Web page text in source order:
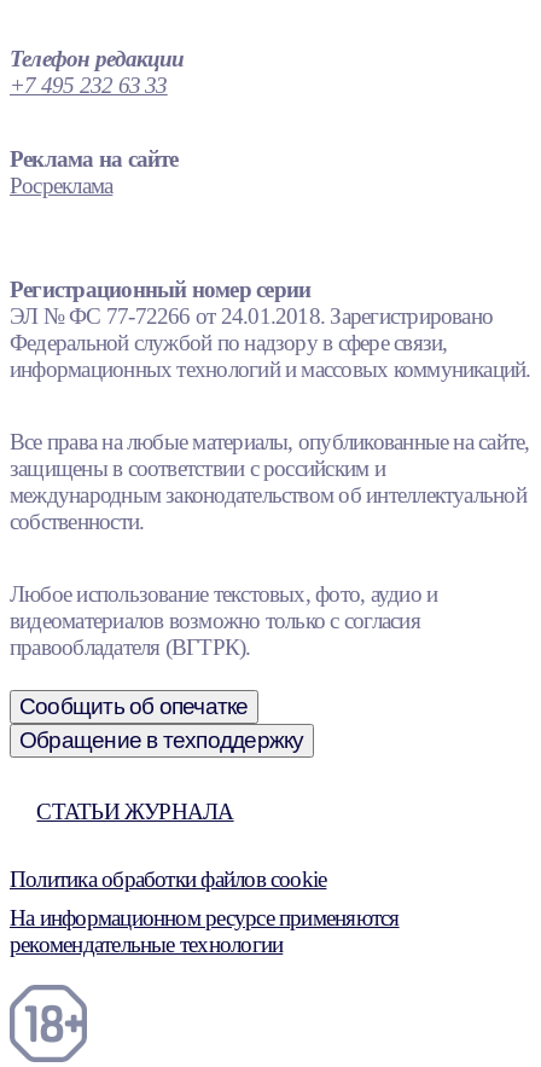
Телефон редакции
+7 495 232 63 33
Реклама на сайте
Росреклама
Регистрационный номер серии
ЭЛ № ФС 77-72266 от 24.01.2018. Зарегистрировано
Федеральной службой по надзору в сфере связи,
информационных технологий и массовых коммуникаций.
Все права на любые материалы, опубликованные на сайте,
защищены в соответствии с российским и
международным законодательством об интеллектуальной
собственности.
Любое использование текстовых, фото, аудио и
видеоматериалов возможно только с согласия
правообладателя (ВГТРК).
Сообщить об опечатке
Обращение в техподдержку
СТАТЬИ ЖУРНАЛА
Политика обработки файлов cookie
На информационном ресурсе применяются
рекомендательные технологии